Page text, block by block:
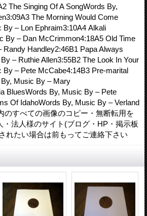
The Singing Of A SongWords By,
The Morning Would Come
– Lon Ephraim3:10A4 Alkali
By – Dan McCrimmon4:18A5 Old Time
Randy Handley2:46B1 Papa Always
– Ruthie Allen3:55B2 The Look In Your
By – Pete McCabe4:14B3 Pre-marital
Music By – Mary
BluesWords By, Music By – Pete
Of IdahoWords By, Music By – Verland
のすべての画像のコピー・無断転用を
・法人様のサイト(ブログ・HP・掲示板
れたい場合は前もってご連絡下さい